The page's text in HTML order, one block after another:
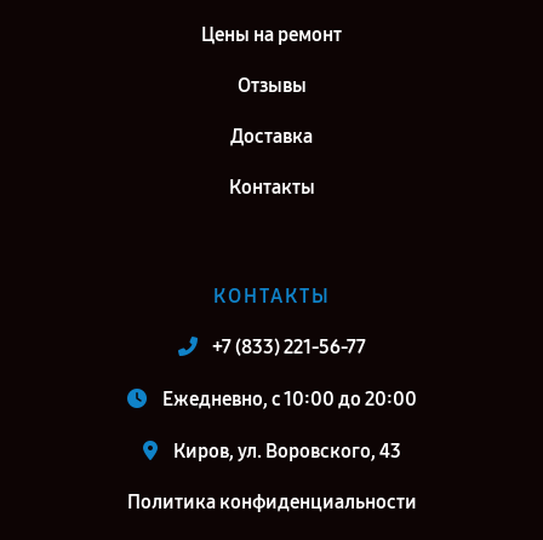
Цены на ремонт
Отзывы
Доставка
Контакты
КОНТАКТЫ
+7 (833) 221-56-77
Ежедневно, с 10:00 до 20:00
Киров, ул. Воровского, 43
Политика конфиденциальности